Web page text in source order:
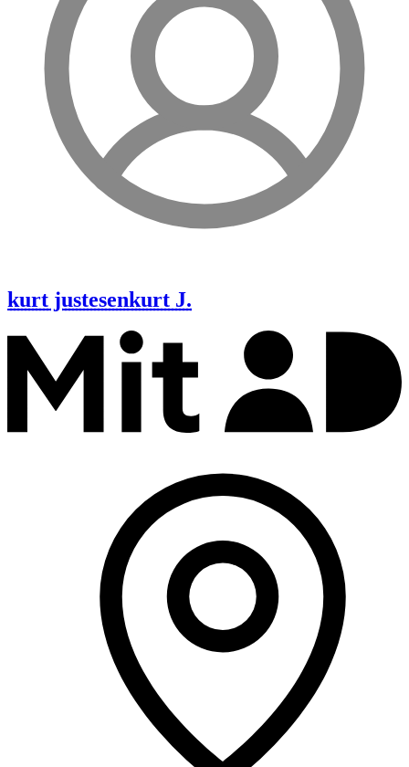
kurt justesenkurt J.